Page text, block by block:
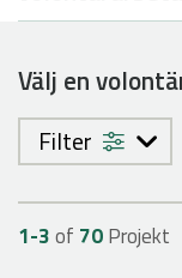
Välj en
Filter
1-3of 70Projekt